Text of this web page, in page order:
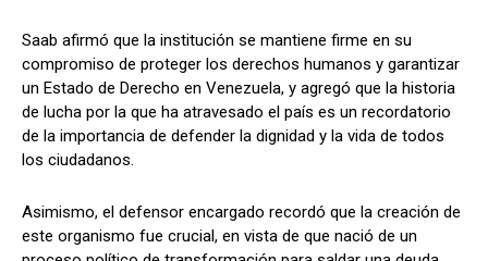
Saab afirmó que la institución se mantiene firme en su
compromiso de proteger los derechos humanos y garantizar
un Estado de Derecho en Venezuela, y agregó que la historia
de lucha por la que ha atravesado el país es un recordatorio
de la importancia de defender la dignidad y la vida de todos
los ciudadanos.
Asimismo, el defensor encargado recordó que la creación de
este organismo fue crucial, en vista de que nació de un